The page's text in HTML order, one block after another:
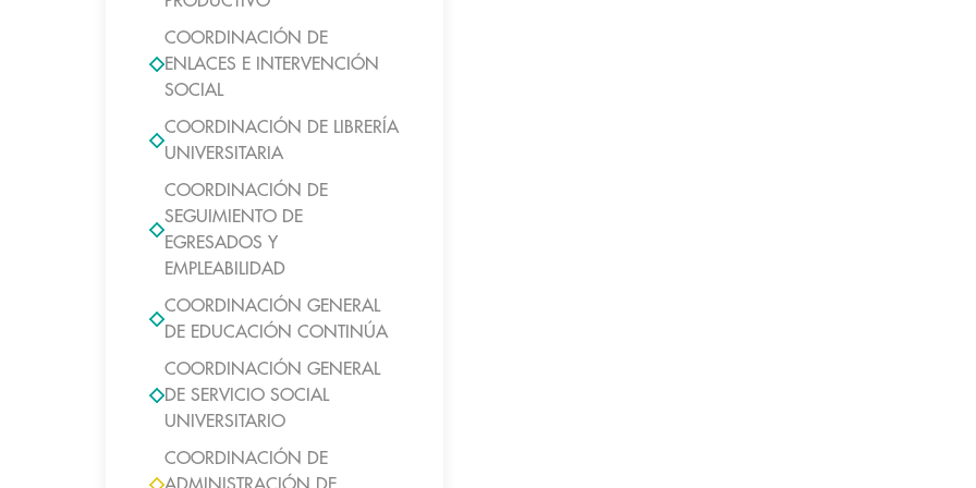
COORDINACIÓN DE
ENLACES E INTERVENCIÓN
SOCIAL
COORDINACIÓN DE LIBRERÍA
UNIVERSITARIA
COORDINACIÓN DE
SEGUIMIENTO DE
EGRESADOS Y
EMPLEABILIDAD
COORDINACIÓN GENERAL
DE EDUCACIÓN CONTINÚA
COORDINACIÓN GENERAL
DE SERVICIO SOCIAL
UNIVERSITARIO
COORDINACIÓN DE
ADMINISTRACIÓN DE